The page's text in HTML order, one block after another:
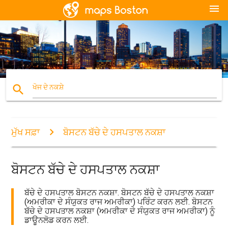
menu
search ਖੋਜ ਦੇ ਨਕਸ਼ੇ
ਮੁੱਖ ਸਫ਼ਾ ਬੋਸਟਨ ਬੱਚੇ ਦੇ ਹਸਪਤਾਲ ਨਕਸ਼ਾ
ਬੋਸਟਨ ਬੱਚੇ ਦੇ ਹਸਪਤਾਲ ਨਕਸ਼ਾ
ਬੱਚੇ ਦੇ ਹਸਪਤਾਲ ਬੋਸਟਨ ਨਕਸ਼ਾ. ਬੋਸਟਨ ਬੱਚੇ ਦੇ ਹਸਪਤਾਲ ਨਕਸ਼ਾ
(ਅਮਰੀਕਾ ਦੇ ਸੰਯੁਕਤ ਰਾਜ ਅਮਰੀਕਾ) ਪਰਿੰਟ ਕਰਨ ਲਈ. ਬੋਸਟਨ
ਬੱਚੇ ਦੇ ਹਸਪਤਾਲ ਨਕਸ਼ਾ (ਅਮਰੀਕਾ ਦੇ ਸੰਯੁਕਤ ਰਾਜ ਅਮਰੀਕਾ) ਨੂੰ
ਡਾਊਨਲੋਡ ਕਰਨ ਲਈ.